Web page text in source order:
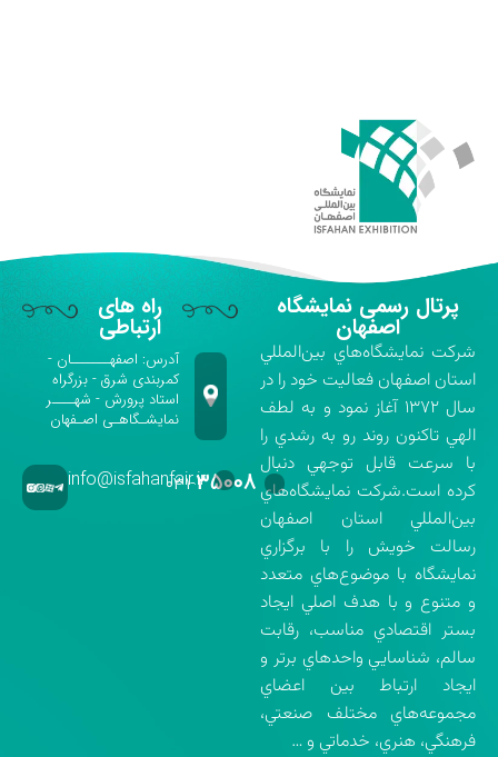
پرتال رسمی نمایشگاه
اصفهان
شركت نمايشگاه‌هاي بين‌المللي
استان اصفهان فعاليت خود را در
سال ۱۳۷۲ آغاز نمود و به لطف
الهي تاكنون روند رو به رشدي را
با سرعت قابل توجهي دنبال
كرده است.شركت نمايشگاه‌هاي
بين‌المللي استان اصفهان
رسالت خويش را با برگزاري
نمايشگاه با موضوع‌هاي متعدد
و متنوع و با هدف اصلي ايجاد
بستر اقتصادي مناسب، رقابت
سالم، شناسايي واحدهاي برتر و
ايجاد ارتباط بين اعضاي
مجموعه‌هاي مختلف صنعتي،
فرهنگي، هنري، خدماتي و …
راه های
ارتباطی
آدرس: اصفهـــــــان -
کمربندی شرق - بزرگراه
استاد پرورش - شهــــر
نمایشـگاهـی اصـفهان
۰۳۱-۳۵۰۰۸info@isfahanfair.ir